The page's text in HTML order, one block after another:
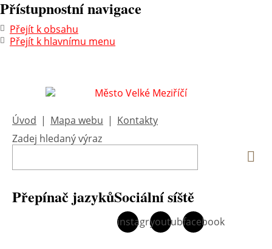
Přístupnostní navigace
Přejít k obsahu
Přejít k hlavnímu menu
Úvod | Mapa webu | Kontakty
Zadej hledaný výraz
Přepínač jazykůSociální síště
instagramyoutubefacebook